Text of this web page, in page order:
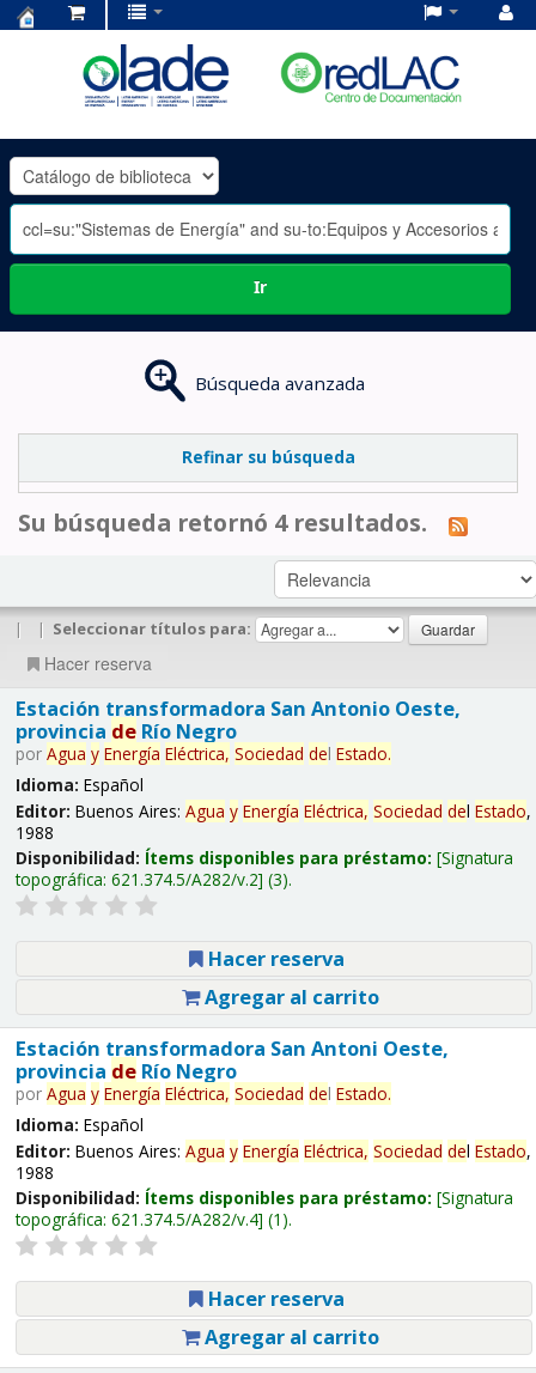
OLADE
-
Ir
Búsqueda avanzada
Refinar su búsqueda
Su búsqueda retornó 4 resultados.
| | Seleccionar títulos para:
Hacer reserva
Estación transformadora San Antonio Oeste,
provincia deRío Negro
por Agua y Energía Eléctrica, Sociedad del Estado.
Idioma: Español
Editor: Buenos Aires: Agua y Energía Eléctrica, Sociedad del Estado,
1988
Disponibilidad: Ítems disponibles para préstamo: Signatura
topográfica: 621.374.5/A282/v.2 (3).
Hacer reserva
Agregar al carrito
Estación transformadora San Antoni Oeste,
provincia deRío Negro
por Agua y Energía Eléctrica, Sociedad del Estado.
Idioma: Español
Editor: Buenos Aires: Agua y Energía Eléctrica, Sociedad del Estado,
1988
Disponibilidad: Ítems disponibles para préstamo: Signatura
topográfica: 621.374.5/A282/v.4 (1).
Hacer reserva
Agregar al carrito